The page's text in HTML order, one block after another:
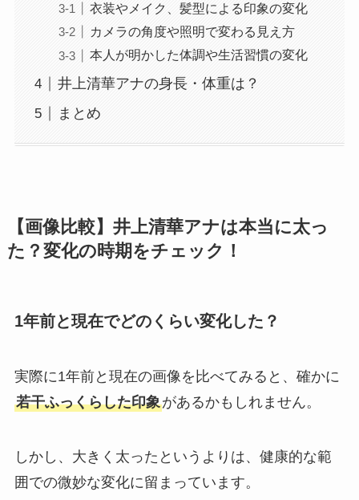
衣装やメイク、髪型による印象の変化
カメラの角度や照明で変わる見え方
本人が明かした体調や生活習慣の変化
井上清華アナの身長・体重は？
まとめ
【画像比較】井上清華アナは本当に太っ
た？変化の時期をチェック！
1年前と現在でどのくらい変化した？
実際に1年前と現在の画像を比べてみると、確かに
若干ふっくらした印象があるかもしれません。
しかし、大きく太ったというよりは、健康的な範
囲での微妙な変化に留まっています。